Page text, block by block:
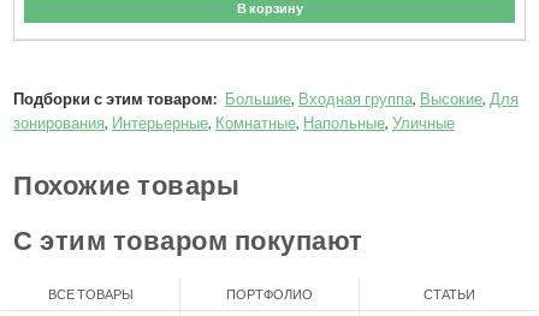
В корзину
Подборки с этим товаром: Большие, Входная группа, Высокие, Для
зонирования, Интерьерные, Комнатные, Напольные, Уличные
Похожие товары
С этим товаром покупают
ВСЕ ТОВАРЫ ПОРТФОЛИО СТАТЬИ